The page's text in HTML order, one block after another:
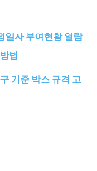
일자 부여현황 열람
법
기준 박스 규격 고